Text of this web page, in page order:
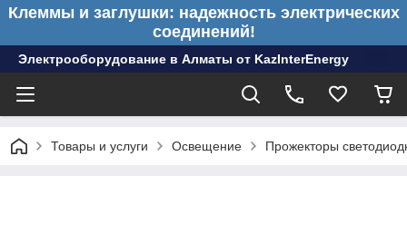
Клеммы и заглушки: надежность электрических
соединений!
Электрооборудование в Алматы от KazInterEnergy
Товары и услуги Освещение Прожекторы